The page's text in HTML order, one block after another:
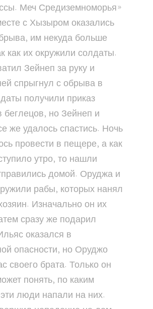
Меч Средиземноморья»
с Хызыром оказались
им некуда больше
как их окружили солдаты.
Зейнеп за руку и
спрыгнул с обрыва в
получили приказ
беглецов, но Зейнеп и
же удалось спастись. Ночь
провести в пещере, а как
утро, то нашли
домой. Оруджа и
рабы, которых нанял
Изначально он их
сразу же подарил
оказался в
опасности, но Оруджо
своего брата. Только он
понять, по каким
люди напали на них.